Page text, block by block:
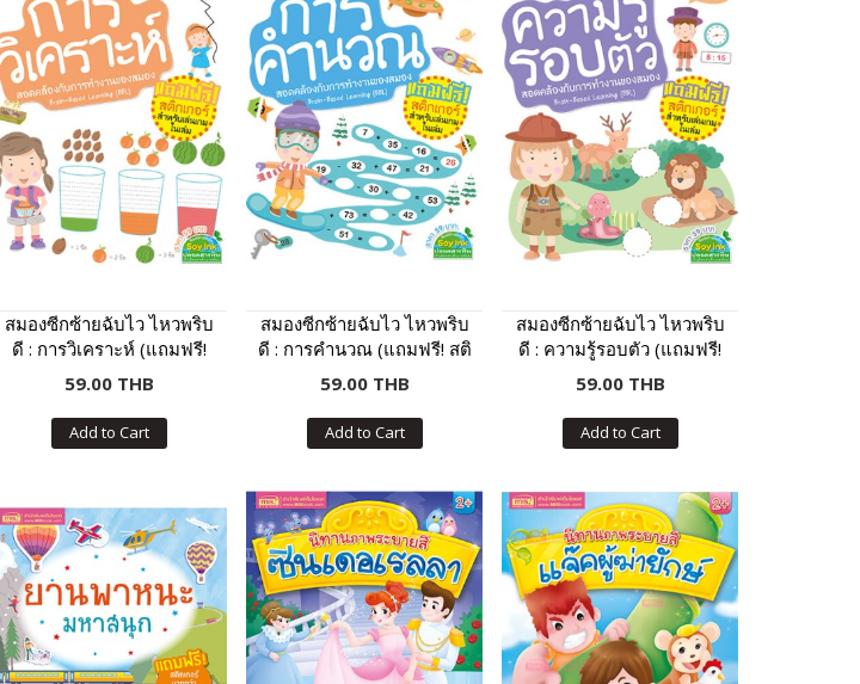
สมองซีกซ้ายฉับไว ไหวพริบ
ดี : การวิเคราะห์ (แถมฟรี!
สติกเกอร์)
59.00 THB
Add to Cart
สมองซีกซ้ายฉับไว ไหวพริบ
ดี : การคำนวณ (แถมฟรี! สติ
กเกอร์)
59.00 THB
Add to Cart
สมองซีกซ้ายฉับไว ไหวพริบ
ดี : ความรู้รอบตัว (แถมฟรี!
สติกเกอร์)
59.00 THB
Add to Cart